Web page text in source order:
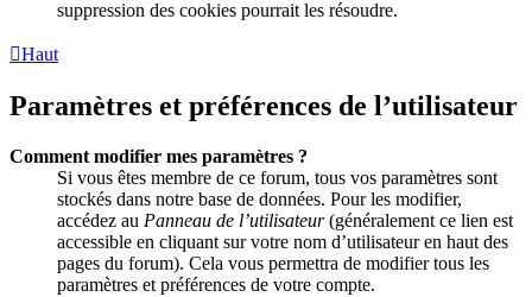
suppression des cookies pourrait les résoudre.
Haut
Paramètres et préférences de l’utilisateur
Comment modifier mes paramètres ?
Si vous êtes membre de ce forum, tous vos paramètres sont
stockés dans notre base de données. Pour les modifier,
accédez au Panneau de l’utilisateur(généralement ce lien est
accessible en cliquant sur votre nom d’utilisateur en haut des
pages du forum). Cela vous permettra de modifier tous les
paramètres et préférences de votre compte.